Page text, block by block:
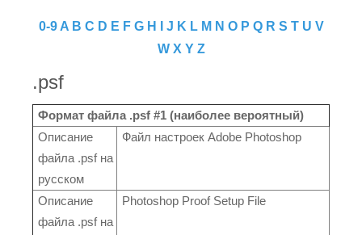
0-9 A B C D E F G H J K L M N O P Q R S T U V
W X Y Z
.psf
Формат файла .psf #1 (наиболее вероятный)
Описание
файла .psf на
русском
Файл настроек Adobe Photoshop
Описание
файла .psf на
Photoshop Proof Setup File